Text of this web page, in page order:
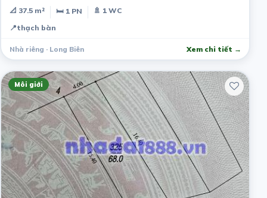
📐 37.5 m² 🛏 1 PN
🚿 1 WC
📍thạch bàn
Nhà riêng · Long Biên Xem chi tiết →
Môi giới